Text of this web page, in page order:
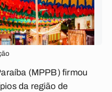
(MPPB) firmou
da região de